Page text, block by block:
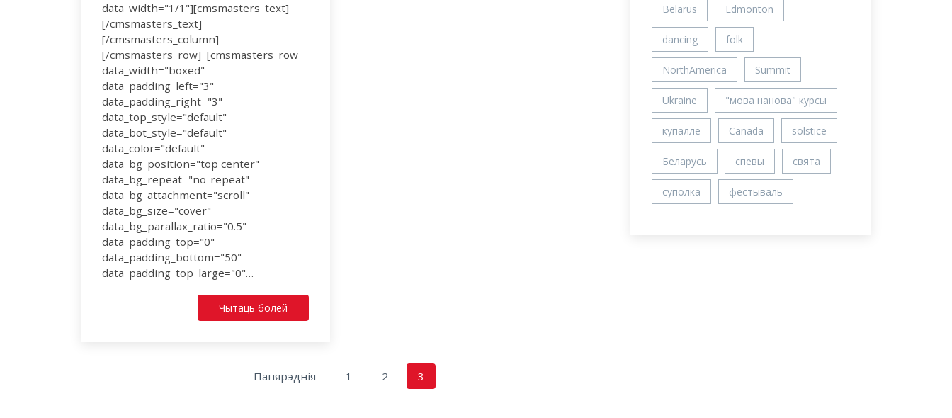
data_width="1/1"][cmsmasters_text]
[/cmsmasters_text]
[/cmsmasters_column]
[/cmsmasters_row] [cmsmasters_row
data_width="boxed"
data_padding_left="3"
data_padding_right="3"
data_top_style="default"
data_bot_style="default"
data_color="default"
data_bg_position="top center"
data_bg_repeat="no-repeat"
data_bg_attachment="scroll"
data_bg_size="cover"
data_bg_parallax_ratio="0.5"
data_padding_top="0"
data_padding_bottom="50"
data_padding_top_large="0"…
Чытаць болей
Папярэднія 1 2 3
Belarus Edmonton
dancing folk
NorthAmerica Summit
Ukraine "мова нанова" курсы
купалле Canada solstice
Беларусь спевы свята
суполка фестываль